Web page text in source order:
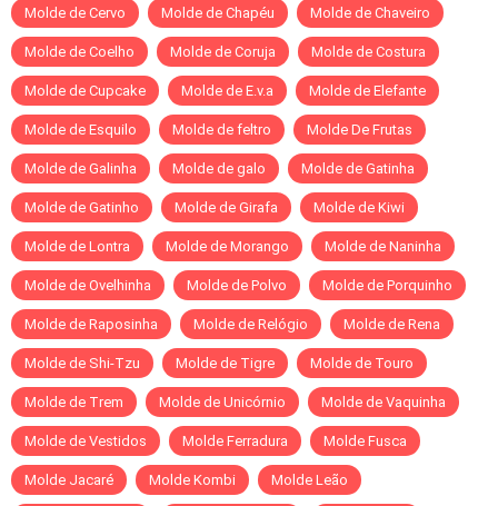
Molde de Cervo Molde de Chapéu Molde de Chaveiro
Molde de Coelho Molde de Coruja Molde de Costura
Molde de Cupcake Molde de E.v.a Molde de Elefante
Molde de Esquilo Molde de feltro Molde De Frutas
Molde de Galinha Molde de galo Molde de Gatinha
Molde de Gatinho Molde de Girafa Molde de Kiwi
Molde de Lontra Molde de Morango Molde de Naninha
Molde de Ovelhinha Molde de Polvo Molde de Porquinho
Molde de Raposinha Molde de Relógio Molde de Rena
Molde de Shi-Tzu Molde de Tigre Molde de Touro
Molde de Trem Molde de Unicórnio Molde de Vaquinha
Molde de Vestidos Molde Ferradura Molde Fusca
Molde Jacaré Molde Kombi Molde Leão